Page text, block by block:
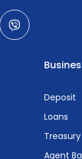
Deposit
Loans
Treasury
Agent